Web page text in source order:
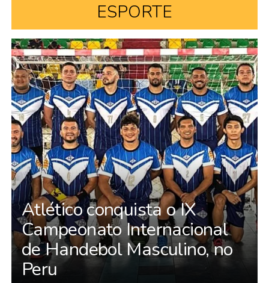
ESPORTE
Atlético conquista o IX
Campeonato Internacional
de Handebol Masculino, no
Peru